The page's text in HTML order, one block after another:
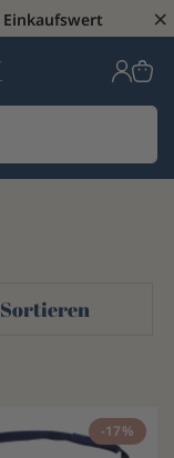
×
Sortieren
-17%